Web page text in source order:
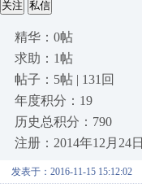
关注 私信
精华：0帖
求助：1帖
帖子：5帖 | 131回
年度积分：19
历史总积分：790
注册：2014年12月24日
发表于：2016-11-15 15:12:02